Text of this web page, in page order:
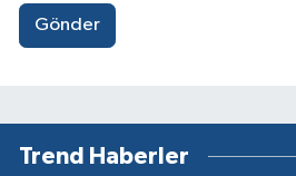
Gönder
Trend Haberler